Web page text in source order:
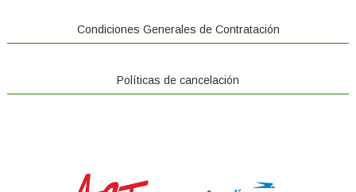
Condiciones Generales de Contratación
Políticas de cancelación